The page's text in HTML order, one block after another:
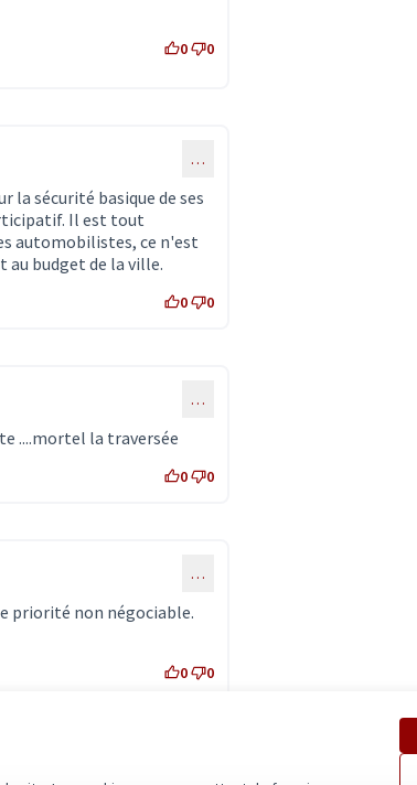
0 0
…
la sécurité basique de ses
Il est tout
automobilistes, ce n'est
budget de la ville.
0 0
…
....mortel la traversée
0 0
…
priorité non négociable.
0 0